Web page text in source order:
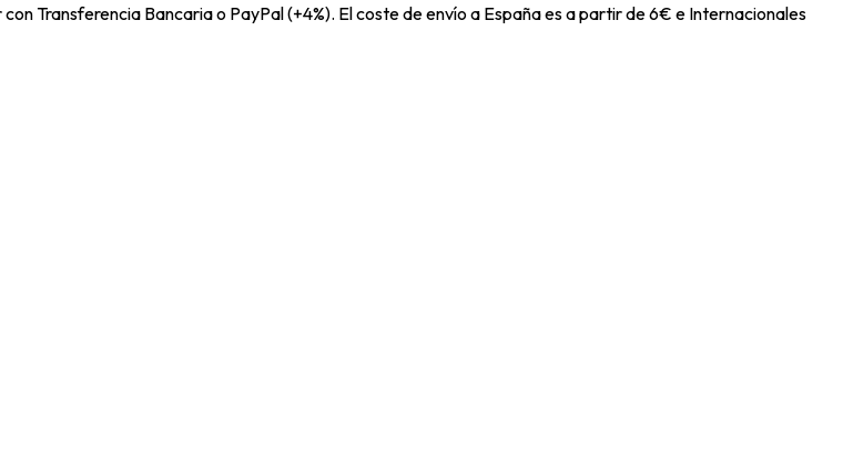
Transferencia Bancaria o PayPal (+4%). El coste de envío a España es a partir de 6€ e Internacionales